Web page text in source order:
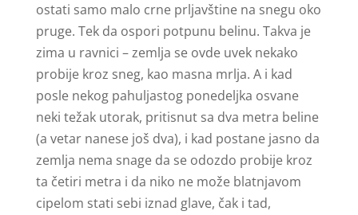
ostati samo malo crne prljavštine na snegu oko
pruge. Tek da ospori potpunu belinu. Takva je
zima u ravnici – zemlja se ovde uvek nekako
probije kroz sneg, kao masna mrlja. A i kad
posle nekog pahuljastog ponedeljka osvane
neki težak utorak, pritisnut sa dva metra beline
(a vetar nanese još dva), i kad postane jasno da
zemlja nema snage da se odozdo probije kroz
ta četiri metra i da niko ne može blatnjavom
cipelom stati sebi iznad glave, čak i tad,